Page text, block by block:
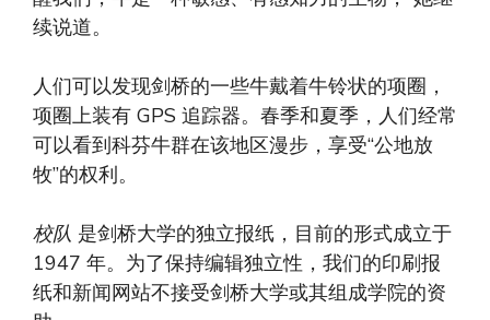
续说道。
人们可以发现剑桥的一些牛戴着牛铃状的项圈，
项圈上装有 GPS 追踪器。春季和夏季，人们经常
可以看到科芬牛群在该地区漫步，享受“公地放
牧”的权利。
校队 是剑桥大学的独立报纸，目前的形式成立于
1947 年。为了保持编辑独立性，我们的印刷报
纸和新闻网站不接受剑桥大学或其组成学院的资